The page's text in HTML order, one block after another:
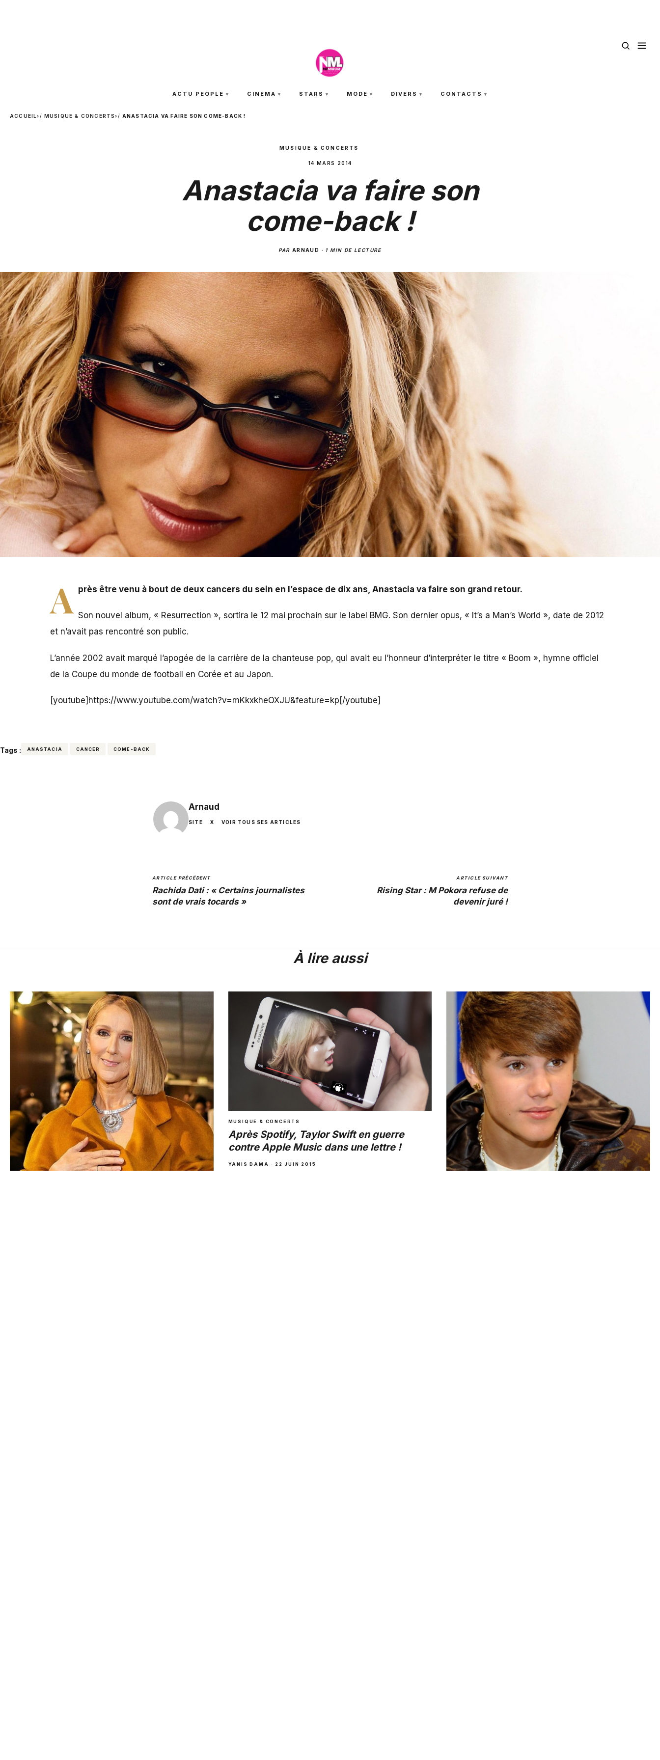
ACTU PEOPLE CINEMA STARS MODE DIVERS CONTACTS
ACCUEIL› MUSIQUE & CONCERTS› ANASTACIA VA FAIRE SON COME-BACK !
MUSIQUE & CONCERTS
14 MARS 2014
Anastacia va faire son
come-back !
PAR ARNAUD · 1 MIN DE LECTURE
A près être venu à bout de deux cancers du sein en l’espace de dix ans, Anastacia va faire son grand retour.
Son nouvel album, « Resurrection », sortira le 12 mai prochain sur le label BMG. Son dernier opus, « It’s a Man’s World », date de 2012
et n’avait pas rencontré son public.
L’année 2002 avait marqué l’apogée de la carrière de la chanteuse pop, qui avait eu l’honneur d’interpréter le titre « Boom », hymne officiel
de la Coupe du monde de football en Corée et au Japon.
[youtube]https://www.youtube.com/watch?v=mKkxkheOXJU&feature=kp[/youtube]
Tags : ANASTACIA CANCER COME-BACK
Arnaud
SITE X VOIR TOUS SES ARTICLES
ARTICLE PRÉCÉDENT
Rachida Dati : « Certains journalistes
sont de vrais tocards »
ARTICLE SUIVANT
Rising Star : M Pokora refuse de
devenir juré !
À lire aussi
MUSIQUE & CONCERTS
Après Spotify, Taylor Swift en guerre
contre Apple Music dans une lettre !
YANIS DAMA · 22 JUIN 2015